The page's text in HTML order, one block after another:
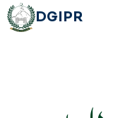
DGIPR